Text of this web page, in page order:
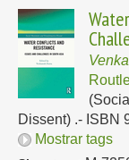
Dissent) .- ISBN
Mostrar tags